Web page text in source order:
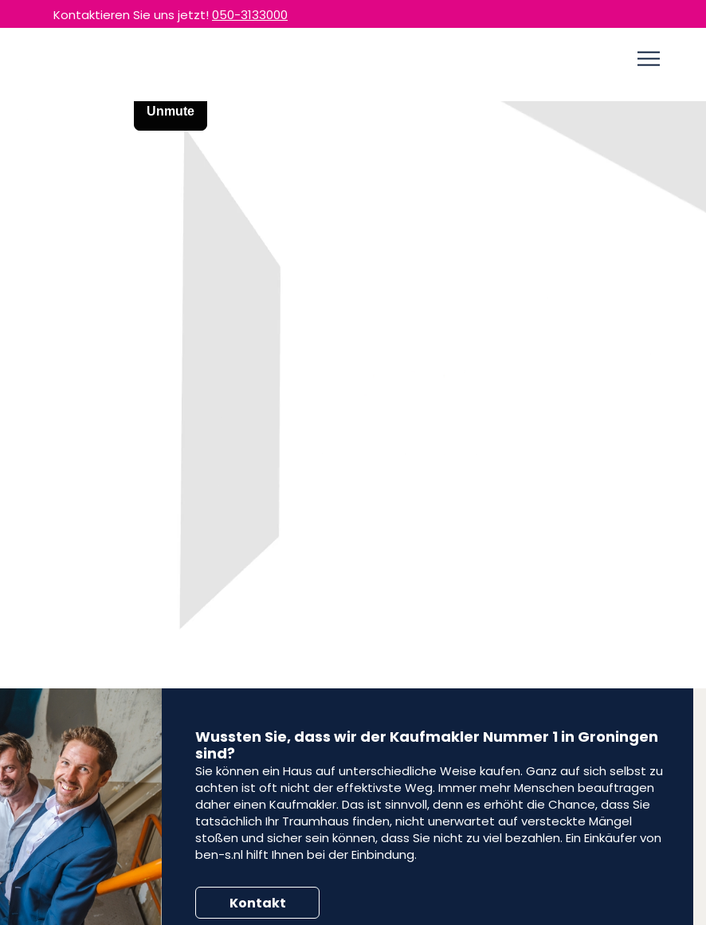
Kontaktieren Sie uns jetzt!050-3133000
Wussten Sie, dass wir der Kaufmakler Nummer 1 in Groningen
sind?
Sie können ein Haus auf unterschiedliche Weise kaufen. Ganz auf sich selbst zu
achten ist oft nicht der effektivste Weg. Immer mehr Menschen beauftragen
daher einen Kaufmakler. Das ist sinnvoll, denn es erhöht die Chance, dass Sie
tatsächlich Ihr Traumhaus finden, nicht unerwartet auf versteckte Mängel
stoßen und sicher sein können, dass Sie nicht zu viel bezahlen. Ein Einkäufer von
ben-s.nl hilft Ihnen bei der Einbindung.
Kontakt